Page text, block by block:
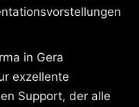
in Gera
exzellente
Support, der alle